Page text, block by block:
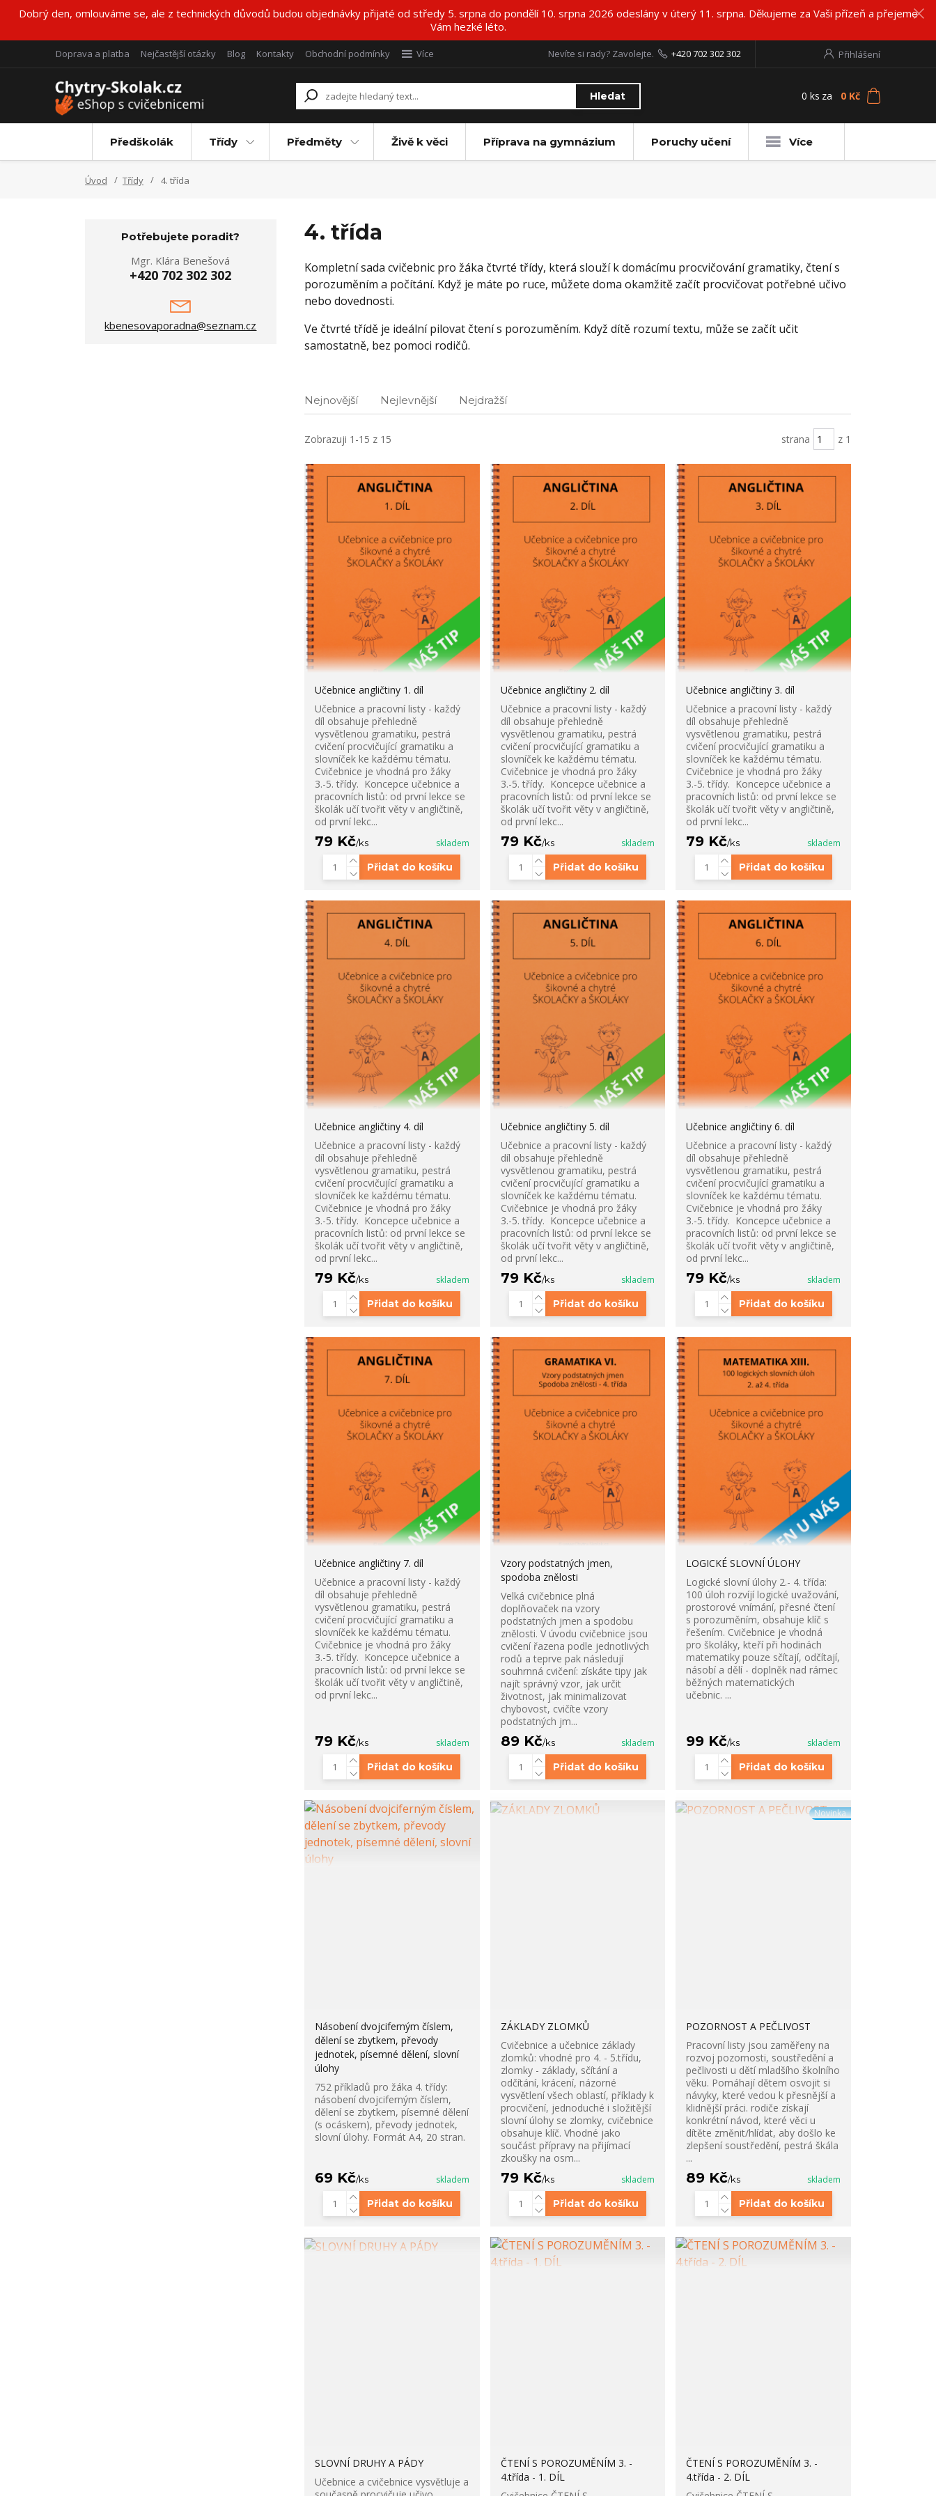
Dobrý den, omlouváme se, ale z technických důvodů budou objednávky přijaté od středy 5. srpna do pondělí 10. srpna 2026 odeslány v úterý 11. srpna. Děkujeme za Vaši přízeň a přejeme
Vám hezké léto.
Doprava a platba Nejčastější otázky Blog Kontakty Obchodní podmínky Více Přihlášení
Hledat
Nevíte si rady? Zavolejte. +420 702 302 302
0 ks za 0 Kč
Předškolák Třídy Předměty Živě k věci Příprava na gymnázium Poruchy učení Více
Úvod Třídy 4. třída
4. třída
Kompletní sada cvičebnic pro žáka čtvrté třídy, která slouží k domácímu procvičování gramatiky, čtení s
porozuměním a počítání. Když je máte po ruce, můžete doma okamžitě začít procvičovat potřebné učivo
nebo dovednosti.
Ve čtvrté třídě je ideální pilovat čtení s porozuměním. Když dítě rozumí textu, může se začít učit
samostatně, bez pomoci rodičů.
Nejnovější Nejlevnější Nejdražší
Zobrazuji 1-15 z 15 strana z 1
Učebnice angličtiny 1. díl
Učebnice a pracovní listy - každý
díl obsahuje přehledně
vysvětlenou gramatiku, pestrá
cvičení procvičující gramatiku a
slovníček ke každému tématu.
Cvičebnice je vhodná pro žáky
3.-5. třídy. Koncepce učebnice a
pracovních listů: od první lekce se
školák učí tvořit věty v angličtině,
od první lekc...
79 Kč/ks skladem
Přidat do košíku
Učebnice angličtiny 2. díl
Učebnice a pracovní listy - každý
díl obsahuje přehledně
vysvětlenou gramatiku, pestrá
cvičení procvičující gramatiku a
slovníček ke každému tématu.
Cvičebnice je vhodná pro žáky
3.-5. třídy. Koncepce učebnice a
pracovních listů: od první lekce se
školák učí tvořit věty v angličtině,
od první lekc...
79 Kč/ks skladem
Přidat do košíku
Učebnice angličtiny 3. díl
Učebnice a pracovní listy - každý
díl obsahuje přehledně
vysvětlenou gramatiku, pestrá
cvičení procvičující gramatiku a
slovníček ke každému tématu.
Cvičebnice je vhodná pro žáky
3.-5. třídy. Koncepce učebnice a
pracovních listů: od první lekce se
školák učí tvořit věty v angličtině,
od první lekc...
79 Kč/ks skladem
Přidat do košíku
Učebnice angličtiny 4. díl
Učebnice a pracovní listy - každý
díl obsahuje přehledně
vysvětlenou gramatiku, pestrá
cvičení procvičující gramatiku a
slovníček ke každému tématu.
Cvičebnice je vhodná pro žáky
3.-5. třídy. Koncepce učebnice a
pracovních listů: od první lekce se
školák učí tvořit věty v angličtině,
od první lekc...
79 Kč/ks skladem
Přidat do košíku
Učebnice angličtiny 5. díl
Učebnice a pracovní listy - každý
díl obsahuje přehledně
vysvětlenou gramatiku, pestrá
cvičení procvičující gramatiku a
slovníček ke každému tématu.
Cvičebnice je vhodná pro žáky
3.-5. třídy. Koncepce učebnice a
pracovních listů: od první lekce se
školák učí tvořit věty v angličtině,
od první lekc...
79 Kč/ks skladem
Přidat do košíku
Učebnice angličtiny 6. díl
Učebnice a pracovní listy - každý
díl obsahuje přehledně
vysvětlenou gramatiku, pestrá
cvičení procvičující gramatiku a
slovníček ke každému tématu.
Cvičebnice je vhodná pro žáky
3.-5. třídy. Koncepce učebnice a
pracovních listů: od první lekce se
školák učí tvořit věty v angličtině,
od první lekc...
79 Kč/ks skladem
Přidat do košíku
Učebnice angličtiny 7. díl
Učebnice a pracovní listy - každý
díl obsahuje přehledně
vysvětlenou gramatiku, pestrá
cvičení procvičující gramatiku a
slovníček ke každému tématu.
Cvičebnice je vhodná pro žáky
3.-5. třídy. Koncepce učebnice a
pracovních listů: od první lekce se
školák učí tvořit věty v angličtině,
od první lekc...
79 Kč/ks skladem
Přidat do košíku
Vzory podstatných jmen,
spodoba znělosti
Velká cvičebnice plná
doplňovaček na vzory
podstatných jmen a spodobu
znělosti. V úvodu cvičebnice jsou
cvičení řazena podle jednotlivých
rodů a teprve pak následují
souhrnná cvičení: získáte tipy jak
najít správný vzor, jak určit
životnost, jak minimalizovat
chybovost, cvičíte vzory
podstatných jm...
89 Kč/ks skladem
Přidat do košíku
LOGICKÉ SLOVNÍ ÚLOHY
Logické slovní úlohy 2.- 4. třída:
100 úloh rozvíjí logické uvažování,
prostorové vnímání, přesné čtení
s porozuměním, obsahuje klíč s
řešením. Cvičebnice je vhodná
pro školáky, kteří při hodinách
matematiky pouze sčítají, odčítají,
násobí a dělí - doplněk nad rámec
běžných matematických
učebnic. ...
99 Kč/ks skladem
Přidat do košíku
Násobení dvojciferným číslem,
dělení se zbytkem, převody
jednotek, písemné dělení, slovní
úlohy
752 příkladů pro žáka 4. třídy:
násobení dvojciferným číslem,
dělení se zbytkem, písemné dělení
(s ocáskem), převody jednotek,
slovní úlohy. Formát A4, 20 stran.
69 Kč/ks skladem
Přidat do košíku
ZÁKLADY ZLOMKŮ
Cvičebnice a učebnice základy
zlomků: vhodné pro 4. - 5.třídu,
zlomky - základy, sčítání a
odčítání, krácení, názorné
vysvětlení všech oblastí, příklady k
procvičení, jednoduché i složitější
slovní úlohy se zlomky, cvičebnice
obsahuje klíč. Vhodné jako
součást přípravy na přijímací
zkoušky na osm...
79 Kč/ks skladem
Přidat do košíku
Novinka
POZORNOST A PEČLIVOST
Pracovní listy jsou zaměřeny na
rozvoj pozornosti, soustředění a
pečlivosti u dětí mladšího školního
věku. Pomáhají dětem osvojit si
návyky, které vedou k přesnější a
klidnější práci. rodiče získají
konkrétní návod, které věci u
dítěte změnit/hlídat, aby došlo ke
zlepšení soustředění, pestrá škála
...
89 Kč/ks skladem
Přidat do košíku
SLOVNÍ DRUHY A PÁDY
Učebnice a cvičebnice vysvětluje a
ČTENÍ S POROZUMĚNÍM 3. -
4.třída - 1. DÍL
ČTENÍ S POROZUMĚNÍM 3. -
4.třída - 2. DÍL
Potřebujete poradit?
Mgr. Klára Benešová
+420 702 302 302
kbenesovaporadna@seznam.cz